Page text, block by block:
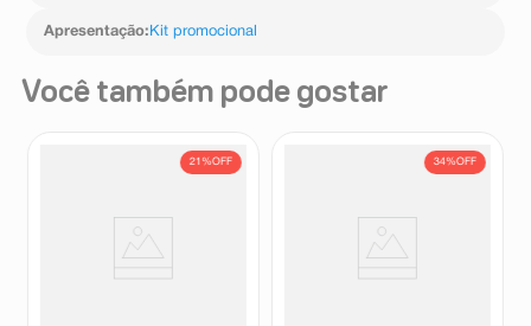
Apresentação: Kit promocional
Você também pode gostar
21%OFF 34%OFF